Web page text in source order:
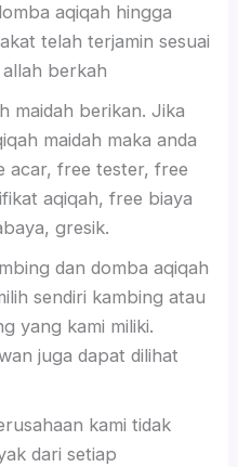
aqiqah hingga
telah terjamin sesuai
berkah
maidah berikan. Jika
maidah maka anda
acar, free tester, free
aqiqah, free biaya
gresik.
dan domba aqiqah
sendiri kambing atau
yang kami miliki.
juga dapat dilihat
kami tidak
dari setiap